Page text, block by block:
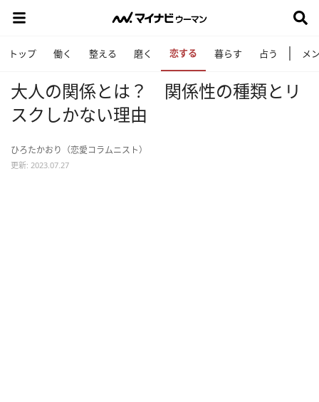
トップ 働く 整える 磨く 恋する 暮らす 占う メ
大人の関係とは？ 関係性の種類とリ
スクしかない理由
ひろたかおり（恋愛コラムニスト）
更新: 2023.07.27